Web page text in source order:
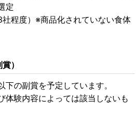
定
程度）※商品化されていない食体
）
の副賞を予定しています。
体験内容によっては該当しないも